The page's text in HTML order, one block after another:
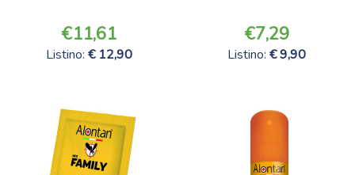
11,61
Listino: 12,90
7,29
Listino: 9,90